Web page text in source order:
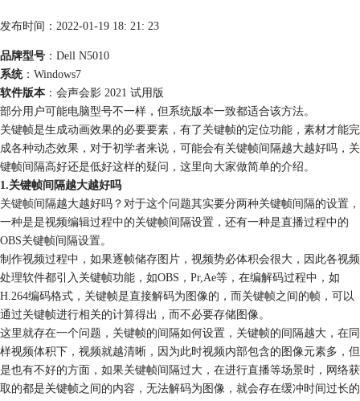
发布时间：2022-01-19 18: 21: 23
品牌型号 ：Dell N5010
系统：Windows7
软件版本：会声会影 2021 试用版
部分用户可能电脑型号不一样，但系统版本一致都适合该方法。
关键帧是生成动画效果的必要要素，有了关键帧的定位功能，素材才能完
成各种动态效果，对于初学者来说，可能会有关键帧间隔越大越好吗，关
键帧间隔高好还是低好这样的疑问，这里向大家做简单的介绍。
1.关键帧间隔越大越好吗
关键帧间隔越大越好吗？对于这个问题其实要分两种关键帧间隔的设置，
一种是是视频编辑过程中的关键帧间隔设置，还有一种是直播过程中的
OBS关键帧间隔设置。
制作视频过程中，如果逐帧储存图片，视频势必体积会很大，因此各视频
处理软件都引入关键帧功能，如OBS，Pr,Ae等，在编解码过程中，如
H.264编码格式，关键帧是直接解码为图像的，而关键帧之间的帧，可以
通过关键帧进行相关的计算得出，而不必要存储图像。
这里就存在一个问题，关键帧的间隔如何设置，关键帧的间隔越大，在同
样视频体积下，视频就越清晰，因为此时视频内部包含的图像元素多，但
是也有不好的方面，如果关键帧间隔过大，在进行直播等场景时，网络获
取的都是关键帧之间的内容，无法解码为图像，就会存在缓冲时间过长的